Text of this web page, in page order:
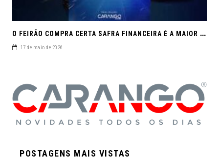
O
FEIRÃO COMPRA CERTA SAFRA FINANCEIRA É A MAIOR REUNIÃO DE SEMINOVOS DE MACEIÓ EM 2026.
17 de maio de 2026
POSTAGENS MAIS VISTAS